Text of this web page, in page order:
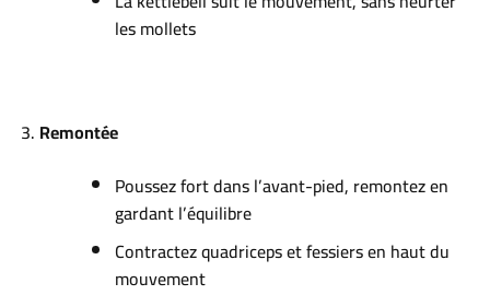
les mollets
Remontée
Poussez fort dans l’avant-pied, remontez en
gardant l’équilibre
Contractez quadriceps et fessiers en haut du
mouvement